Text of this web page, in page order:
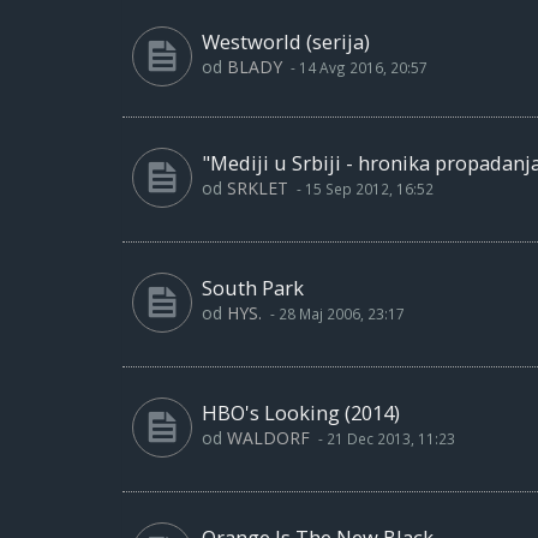
Westworld (serija)
od BLADY - 14 Avg 2016, 20:57
"Mediji u Srbiji - hronika
od SRKLET - 15 Sep 2012, 16:52
South Park
od HYS. - 28 Maj 2006, 23:17
HBO's Looking (2014)
od WALDORF - 21 Dec 2013, 11:23